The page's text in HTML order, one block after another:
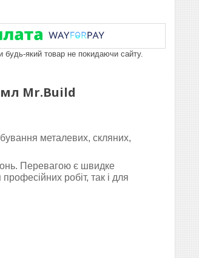
будь-який товар не покидаючи сайту.
мл Mr.Build
металевих, скляних,
Перевагою є швидке
робіт, так і для